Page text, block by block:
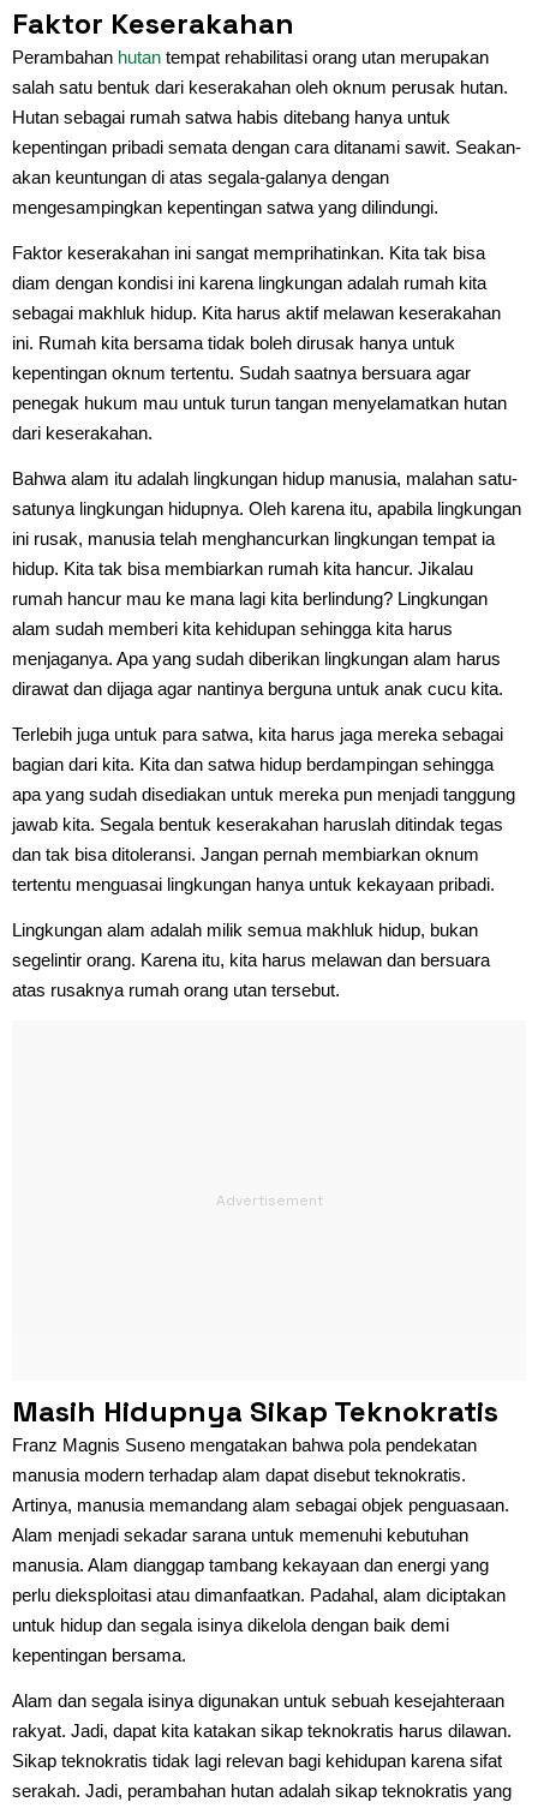
Faktor Keserakahan
Perambahan hutan tempat rehabilitasi orang utan merupakan
salah satu bentuk dari keserakahan oleh oknum perusak hutan.
Hutan sebagai rumah satwa habis ditebang hanya untuk
kepentingan pribadi semata dengan cara ditanami sawit. Seakan-
akan keuntungan di atas segala-galanya dengan
mengesampingkan kepentingan satwa yang dilindungi.
Faktor keserakahan ini sangat memprihatinkan. Kita tak bisa
diam dengan kondisi ini karena lingkungan adalah rumah kita
sebagai makhluk hidup. Kita harus aktif melawan keserakahan
ini. Rumah kita bersama tidak boleh dirusak hanya untuk
kepentingan oknum tertentu. Sudah saatnya bersuara agar
penegak hukum mau untuk turun tangan menyelamatkan hutan
dari keserakahan.
Bahwa alam itu adalah lingkungan hidup manusia, malahan satu-
satunya lingkungan hidupnya. Oleh karena itu, apabila lingkungan
ini rusak, manusia telah menghancurkan lingkungan tempat ia
hidup. Kita tak bisa membiarkan rumah kita hancur. Jikalau
rumah hancur mau ke mana lagi kita berlindung? Lingkungan
alam sudah memberi kita kehidupan sehingga kita harus
menjaganya. Apa yang sudah diberikan lingkungan alam harus
dirawat dan dijaga agar nantinya berguna untuk anak cucu kita.
Terlebih juga untuk para satwa, kita harus jaga mereka sebagai
bagian dari kita. Kita dan satwa hidup berdampingan sehingga
apa yang sudah disediakan untuk mereka pun menjadi tanggung
jawab kita. Segala bentuk keserakahan haruslah ditindak tegas
dan tak bisa ditoleransi. Jangan pernah membiarkan oknum
tertentu menguasai lingkungan hanya untuk kekayaan pribadi.
Lingkungan alam adalah milik semua makhluk hidup, bukan
segelintir orang. Karena itu, kita harus melawan dan bersuara
atas rusaknya rumah orang utan tersebut.
Masih Hidupnya Sikap Teknokratis
Franz Magnis Suseno mengatakan bahwa pola pendekatan
manusia modern terhadap alam dapat disebut teknokratis.
Artinya, manusia memandang alam sebagai objek penguasaan.
Alam menjadi sekadar sarana untuk memenuhi kebutuhan
manusia. Alam dianggap tambang kekayaan dan energi yang
perlu dieksploitasi atau dimanfaatkan. Padahal, alam diciptakan
untuk hidup dan segala isinya dikelola dengan baik demi
kepentingan bersama.
Alam dan segala isinya digunakan untuk sebuah kesejahteraan
rakyat. Jadi, dapat kita katakan sikap teknokratis harus dilawan.
Sikap teknokratis tidak lagi relevan bagi kehidupan karena sifat
serakah. Jadi, perambahan hutan adalah sikap teknokratis yang